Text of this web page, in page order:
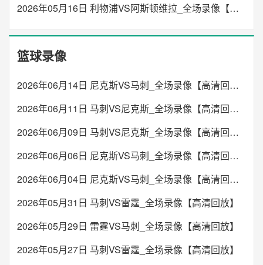
2026年05月16日 利物浦VS阿斯顿维拉_全场录像【高清回放】
篮球录像
2026年06月14日 尼克斯VS马刺_全场录像【高清回放】
2026年06月11日 马刺VS尼克斯_全场录像【高清回放】
2026年06月09日 马刺VS尼克斯_全场录像【高清回放】
2026年06月06日 尼克斯VS马刺_全场录像【高清回放】
2026年06月04日 尼克斯VS马刺_全场录像【高清回放】
2026年05月31日 马刺VS雷霆_全场录像【高清回放】
2026年05月29日 雷霆VS马刺_全场录像【高清回放】
2026年05月27日 马刺VS雷霆_全场录像【高清回放】